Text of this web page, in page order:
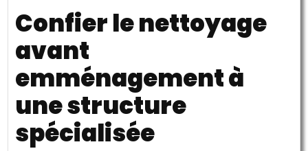
Confier le nettoyage
avant
emménagement à
une structure
spécialisée